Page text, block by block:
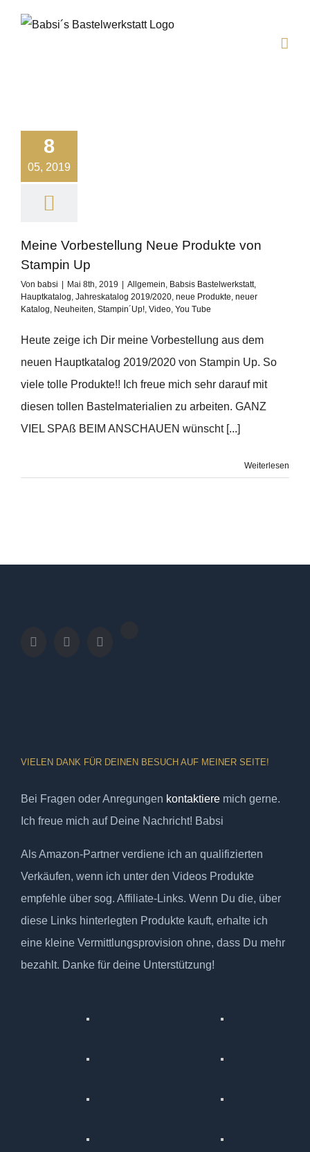
8
05, 2019
Meine Vorbestellung Neue Produkte von
Stampin Up
Von babsi Mai 8th, 2019 Allgemein, Babsis Bastelwerkstatt,
Hauptkatalog, Jahreskatalog 2019/2020, neue Produkte, neuer
Katalog, Neuheiten, Stampin´Up!, Video, You Tube
Heute zeige ich Dir meine Vorbestellung aus dem
neuen Hauptkatalog 2019/2020 von Stampin Up. So
viele tolle Produkte!! Ich freue mich sehr darauf mit
diesen tollen Bastelmaterialien zu arbeiten. GANZ
VIEL SPAß BEIM ANSCHAUEN wünscht [...]
Weiterlesen
VIELEN DANK FÜR DEINEN BESUCH AUF MEINER SEITE!
Bei Fragen oder Anregungen kontaktiere mich gerne.
Ich freue mich auf Deine Nachricht! Babsi
Als Amazon-Partner verdiene ich an qualifizierten
Verkäufen, wenn ich unter den Videos Produkte
empfehle über sog. Affiliate-Links. Wenn Du die, über
diese Links hinterlegten Produkte kauft, erhalte ich
eine kleine Vermittlungsprovision ohne, dass Du mehr
bezahlt. Danke für deine Unterstützung!